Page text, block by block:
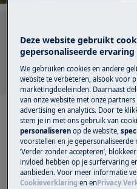
Deze website gebruikt
gepersonaliseerde
We gebruiken cookies en andere
website te verbeteren, alsook voor
marketingdoeleinden. Daarnaast
van onze website met onze
advertising en analytics. Door te
stem je in met ons gebruik van
personaliseren op de website,
voorstellen en je
‘Verder zonder accepteren’,
invloed hebben op je surfervaring
aanbieden. Voor meer informatie
Cookieverklaring enenPrivacy